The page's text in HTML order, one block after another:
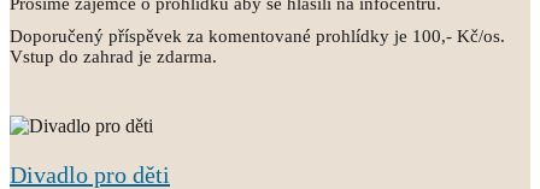
Doporučený příspěvek za komentované prohlídky je 100,- Kč/os.
Vstup do zahrad je zdarma.
Divadlo pro děti